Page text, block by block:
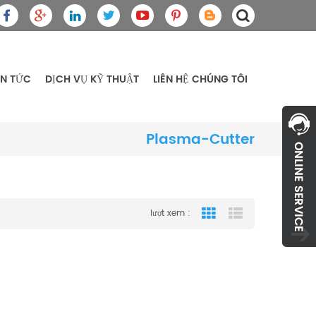
TỨC DỊCH VỤ KỸ THUẬT LIÊN HỆ CHÚNG TÔI
Plasma-Cutter
lượt xem : Grid View